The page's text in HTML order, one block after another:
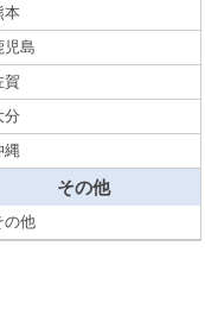
本
児島
賀
分
縄
その他
の他